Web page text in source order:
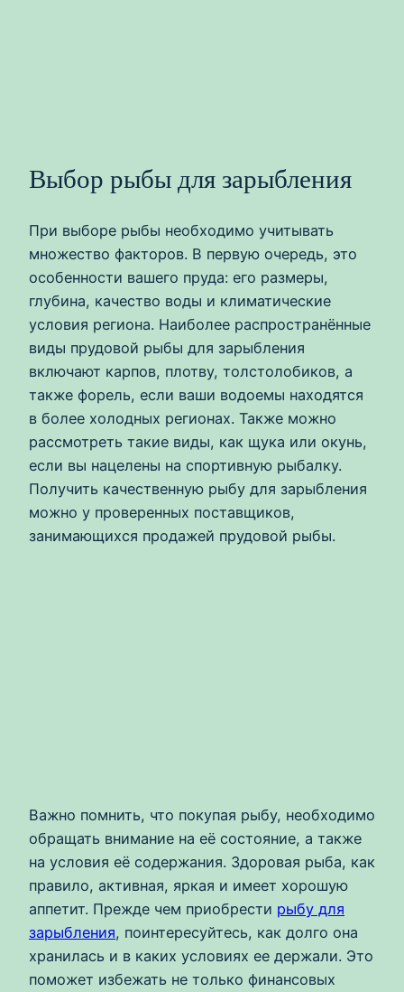
Выбор рыбы для зарыбления
При выборе рыбы необходимо учитывать
множество факторов. В первую очередь, это
особенности вашего пруда: его размеры,
глубина, качество воды и климатические
условия региона. Наиболее распространённые
виды прудовой рыбы для зарыбления
включают карпов, плотву, толстолобиков, а
также форель, если ваши водоемы находятся
в более холодных регионах. Также можно
рассмотреть такие виды, как щука или окунь,
если вы нацелены на спортивную рыбалку.
Получить качественную рыбу для зарыбления
можно у проверенных поставщиков,
занимающихся продажей прудовой рыбы.
Важно помнить, что покупая рыбу, необходимо
обращать внимание на её состояние, а также
на условия её содержания. Здоровая рыба, как
правило, активная, яркая и имеет хорошую
аппетит. Прежде чем приобрести рыбу для
зарыбления, поинтересуйтесь, как долго она
хранилась и в каких условиях ее держали. Это
поможет избежать не только финансовых